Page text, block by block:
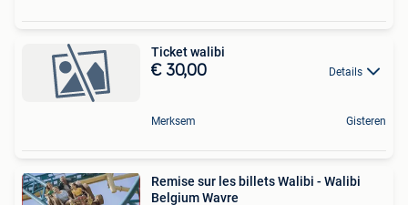
Ticket walibi
€ 30,00 Details
Merksem Gisteren
Remise sur les billets Walibi - Walibi
Belgium Wavre